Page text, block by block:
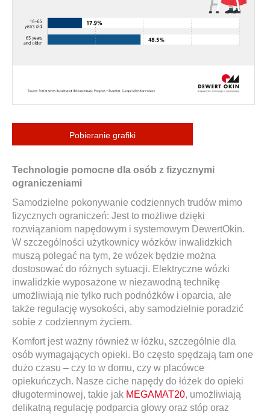
Pobieranie grafiki
Technologie pomocne dla osób z fizycznymi
ograniczeniami
Samodzielne pokonywanie codziennych trudów mimo
fizycznych ograniczeń: Jest to możliwe dzięki
rozwiązaniom napędowym i systemowym DewertOkin.
W szczególności użytkownicy wózków inwalidzkich
muszą polegać na tym, że wózek będzie można
dostosować do różnych sytuacji. Elektryczne wózki
inwalidzkie wyposażone w niezawodną technikę
umożliwiają nie tylko ruch podnóżków i oparcia, ale
także regulację wysokości, aby samodzielnie poradzić
sobie z codziennym życiem.
Komfort jest ważny również w łóżku, szczególnie dla
osób wymagających opieki. Bo często spędzają tam one
dużo czasu – czy to w domu, czy w placówce
opiekuńczych. Nasze ciche napędy do łóżek do opieki
długoterminowej, takie jak MEGAMAT20, umożliwiają
delikatną regulację podparcia głowy oraz stóp oraz